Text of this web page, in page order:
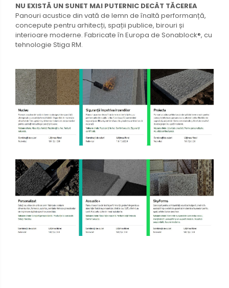
NU EXISTĂ UN SUNET MAI PUTERNIC DECÂT TĂCEREA
Panouri acustice din vată de lemn de înaltă performanță,
concepute pentru arhitecți, spații publice, birouri și
interioare moderne. Fabricate în Europa de Sonablock®, cu
tehnologie Stiga RM.